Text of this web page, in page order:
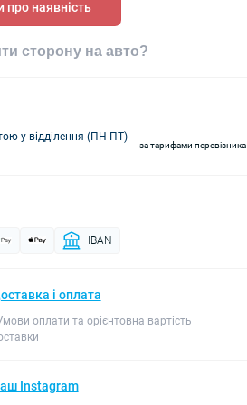
про наявність
сторону на авто?
у відділення (ПН-ПТ)
за тарифами перевізника
IBAN
і оплата
оплати та орієнтовна вартість
Instagram